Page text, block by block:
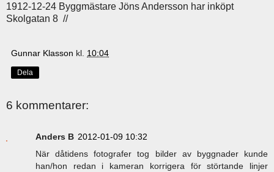
1912-12-24 Byggmästare Jöns Andersson har inköpt
Skolgatan 8 //
Gunnar Klasson kl. 10:04
Dela
6 kommentarer:
Anders B 2012-01-09 10:32
När dåtidens fotografer tog bilder av byggnader kunde
han/hon redan i kameran korrigera för störtande linjer